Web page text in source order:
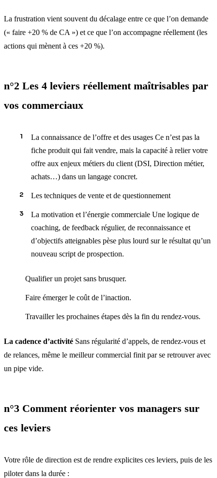
La frustration vient souvent du décalage entre ce que l’on demande
(« faire +20 % de CA ») et ce que l’on accompagne réellement (les
actions qui mènent à ces +20 %).
n°2 Les 4 leviers réellement maîtrisables par
vos commerciaux
La connaissance de l’offre et des usages Ce n’est pas la
fiche produit qui fait vendre, mais la capacité à relier votre
offre aux enjeux métiers du client (DSI, Direction métier,
achats…) dans un langage concret.
Les techniques de vente et de questionnement
La motivation et l’énergie commerciale Une logique de
coaching, de feedback régulier, de reconnaissance et
d’objectifs atteignables pèse plus lourd sur le résultat qu’un
nouveau script de prospection.
Qualifier un projet sans brusquer.
Faire émerger le coût de l’inaction.
Travailler les prochaines étapes dès la fin du rendez-vous.
La cadence d’activité Sans régularité d’appels, de rendez-vous et
de relances, même le meilleur commercial finit par se retrouver avec
un pipe vide.
n°3 Comment réorienter vos managers sur
ces leviers
Votre rôle de direction est de rendre explicites ces leviers, puis de les
piloter dans la durée :